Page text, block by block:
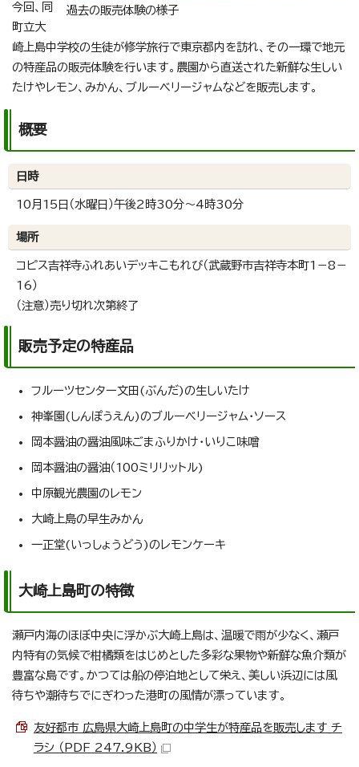
過去の販売体験の様子
今回、同
町立大
崎上島中学校の生徒が修学旅行で東京都内を訪れ、その一環で地元
の特産品の販売体験を行います。農園から直送された新鮮な生しい
たけやレモン、みかん、ブルーベリージャムなどを販売します。
概要
日時
10月15日（水曜日）午後2時30分～4時30分
場所
コピス吉祥寺ふれあいデッキこもれび（武蔵野市吉祥寺本町1－8－
16）
（注意）売り切れ次第終了
販売予定の特産品
フルーツセンター文田(ぶんだ)の生しいたけ
神峯園(しんぽうえん)のブルーベリージャム・ソース
岡本醤油の醤油風味ごまふりかけ・いりこ味噌
岡本醤油の醤油（100ミリリットル)
中原観光農園のレモン
大崎上島の早生みかん
一正堂(いっしょうどう)のレモンケーキ
大崎上島町の特徴
瀬戸内海のほぼ中央に浮かぶ大崎上島は、温暖で雨が少なく、瀬戸
内特有の気候で柑橘類をはじめとした多彩な果物や新鮮な魚介類が
豊富な島です。かつては船の停泊地として栄え、美しい浜辺には風
待ちや潮待ちでにぎわった港町の風情が漂っています。
友好都市 広島県大崎上島町の中学生が特産品を販売します_チ
ラシ （PDF 247.9KB）